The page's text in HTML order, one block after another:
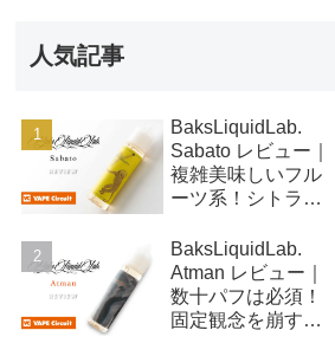
人気記事
BaksLiquidLab.
Sabato レビュー｜
複雑美味しいフル
ーツ系！シトラス
ド！
BaksLiquidLab.
Atman レビュー｜
数十パフは必須！
固定観念を崩す